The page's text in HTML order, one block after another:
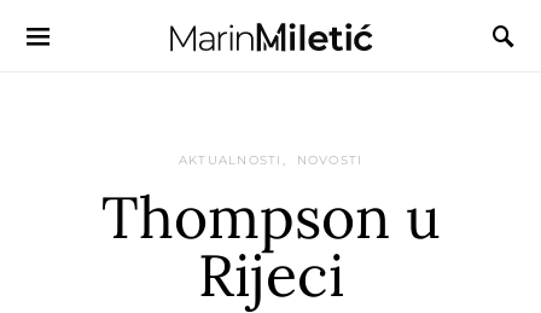
AKTUALNOSTI NOVOSTI
Thompson u
Rijeci